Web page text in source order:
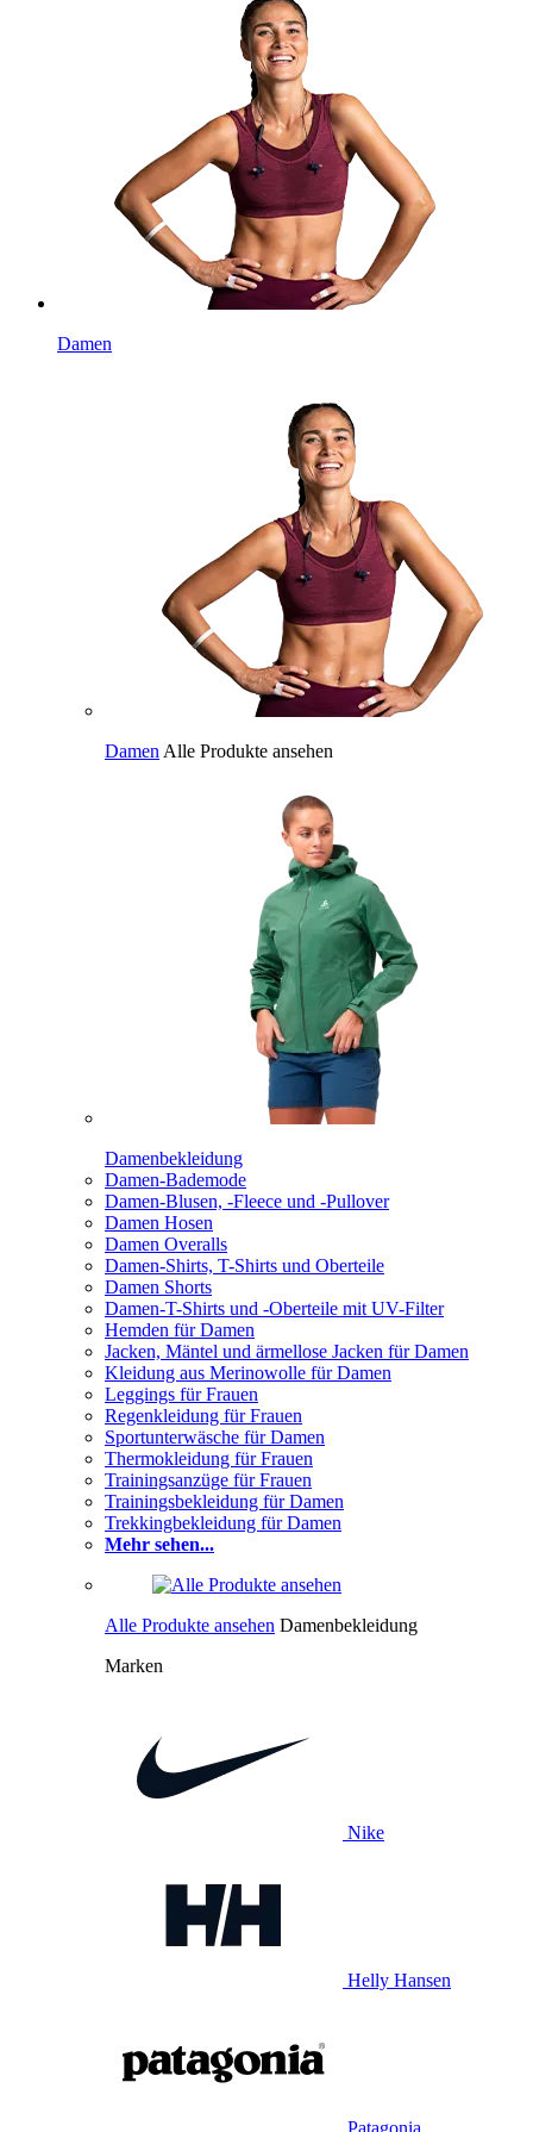
Damen
Damen Alle Produkte ansehen
Damenbekleidung
Damen-Bademode
Damen-Blusen, -Fleece und -Pullover
Damen Hosen
Damen Overalls
Damen-Shirts, T-Shirts und Oberteile
Damen Shorts
Damen-T-Shirts und -Oberteile mit UV-Filter
Hemden für Damen
Jacken, Mäntel und ärmellose Jacken für Damen
Kleidung aus Merinowolle für Damen
Leggings für Frauen
Regenkleidung für Frauen
Sportunterwäsche für Damen
Thermokleidung für Frauen
Trainingsanzüge für Frauen
Trainingsbekleidung für Damen
Trekkingbekleidung für Damen
Mehr sehen...
Alle Produkte ansehen Damenbekleidung
Marken
Nike
Helly Hansen
Patagonia